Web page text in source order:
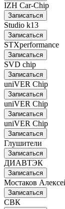
IZH Car-Chip
Записаться
Studio k13
Записаться
STXperformance
Записаться
SVD chip
Записаться
uniVER Chip
Записаться
uniVER Chip
Записаться
uniVER Chip
Записаться
Глушители
Записаться
ДИАВТЭК
Записаться
Мостаков
Записаться
СВК